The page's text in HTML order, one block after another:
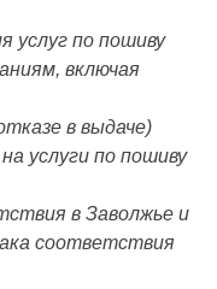
услуг по пошиву
включая
в выдаче)
услуги по пошиву
в Заволжье и
соответствия